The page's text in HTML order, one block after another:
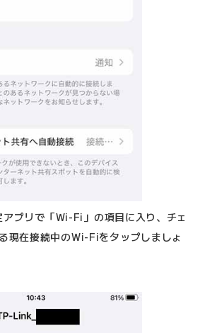
プリで「Wi-Fi」の項目に入り、チェ
現在接続中のWi-Fiをタップしましょ